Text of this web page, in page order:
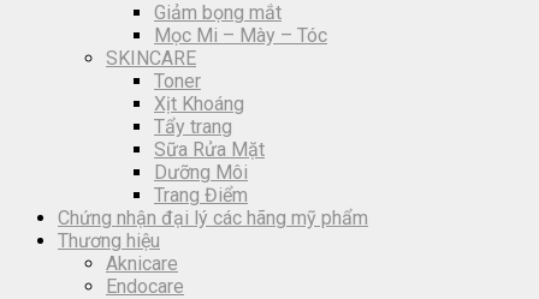
Giảm bọng mắt
Mọc Mi – Mày – Tóc
SKINCARE
Toner
Xịt Khoáng
Tẩy trang
Sữa Rửa Mặt
Dưỡng Môi
Trang Điểm
Chứng nhận đại lý các hãng mỹ phẩm
Thương hiệu
Aknicare
Endocare